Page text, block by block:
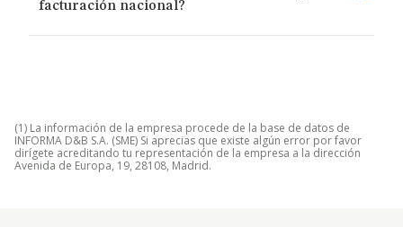
facturación nacional?
(1) La información de la empresa procede de la base de datos de
INFORMA D&B S.A. (SME) Si aprecias que existe algún error por favor
dirígete acreditando tu representación de la empresa a la dirección
Avenida de Europa, 19, 28108, Madrid.